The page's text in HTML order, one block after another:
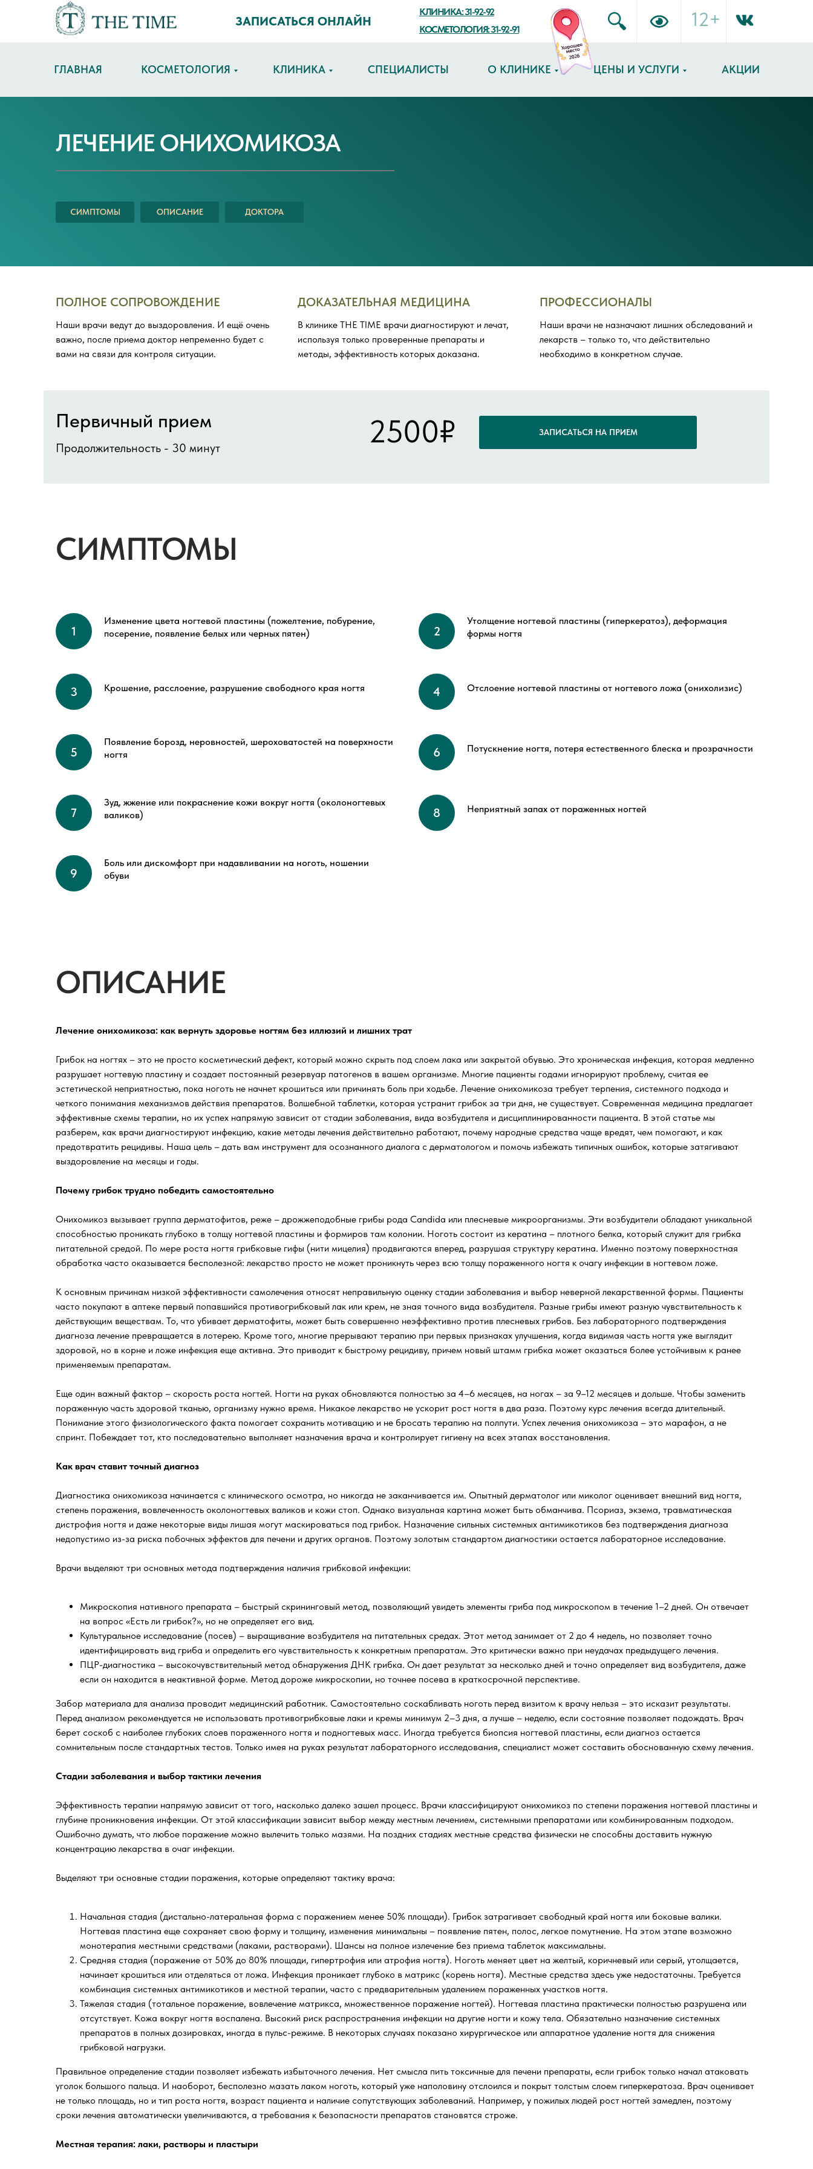
КЛИНИКА: 31-92-92
КОСМЕТОЛОГИЯ: 31-92-91
12+
ЗАПИСАТЬСЯ ОНЛАЙН
ГЛАВНАЯ КОСМЕТОЛОГИЯ КЛИНИКА СПЕЦИАЛИСТЫ О КЛИНИКЕ ЦЕНЫ И УСЛУГИ АКЦИИ
ЛЕЧЕНИЕ ОНИХОМИКОЗА
СИМПТОМЫ ОПИСАНИЕ ДОКТОРА
ПОЛНОЕ СОПРОВОЖДЕНИЕ
Наши врачи ведут до выздоровления. И ещё очень
важно, после приема доктор непременно будет с
вами на связи для контроля ситуации.
ДОКАЗАТЕЛЬНАЯ МЕДИЦИНА
В клинике THE TIME врачи диагностируют и лечат,
используя только проверенные препараты и
методы, эффективность которых доказана.
ПРОФЕССИОНАЛЫ
Наши врачи не назначают лишних обследований и
лекарств – только то, что действительно
необходимо в конкретном случае.
Первичный прием
Продолжительность - 30 минут 2500₽ ЗАПИСАТЬСЯ НА ПРИЕМ
СИМПТОМЫ
Изменение цвета ногтевой пластины (пожелтение, побурение,
посерение, появление белых или черных пятен)
Утолщение ногтевой пластины (гиперкератоз), деформация
формы ногтя
Крошение, расслоение, разрушение свободного края ногтя Отслоение ногтевой пластины от ногтевого ложа (онихолизис)
Появление борозд, неровностей, шероховатостей на поверхности
ногтя
Потускнение ногтя, потеря естественного блеска и прозрачности
Зуд, жжение или покраснение кожи вокруг ногтя (околоногтевых
валиков)
Неприятный запах от пораженных ногтей
Боль или дискомфорт при надавливании на ноготь, ношении
обуви
ОПИСАНИЕ
Лечение онихомикоза: как вернуть здоровье ногтям без иллюзий и лишних трат
Грибок на ногтях – это не просто косметический дефект, который можно скрыть под слоем лака или закрытой обувью. Это хроническая инфекция, которая медленно
разрушает ногтевую пластину и создает постоянный резервуар патогенов в вашем организме. Многие пациенты годами игнорируют проблему, считая ее
эстетической неприятностью, пока ноготь не начнет крошиться или причинять боль при ходьбе. Лечение онихомикоза требует терпения, системного подхода и
четкого понимания механизмов действия препаратов. Волшебной таблетки, которая устранит грибок за три дня, не существует. Современная медицина предлагает
эффективные схемы терапии, но их успех напрямую зависит от стадии заболевания, вида возбудителя и дисциплинированности пациента. В этой статье мы
разберем, как врачи диагностируют инфекцию, какие методы лечения действительно работают, почему народные средства чаще вредят, чем помогают, и как
предотвратить рецидивы. Наша цель – дать вам инструмент для осознанного диалога с дерматологом и помочь избежать типичных ошибок, которые затягивают
выздоровление на месяцы и годы.
Почему грибок трудно победить самостоятельно
Онихомикоз вызывает группа дерматофитов, реже – дрожжеподобные грибы рода Candida или плесневые микроорганизмы. Эти возбудители обладают уникальной
способностью проникать глубоко в толщу ногтевой пластины и формиров там колонии. Ноготь состоит из кератина – плотного белка, который служит для грибка
питательной средой. По мере роста ногтя грибковые гифы (нити мицелия) продвигаются вперед, разрушая структуру кератина. Именно поэтому поверхностная
обработка часто оказывается бесполезной: лекарство просто не может проникнуть через всю толщу пораженного ногтя к очагу инфекции в ногтевом ложе.
К основным причинам низкой эффективности самолечения относят неправильную оценку стадии заболевания и выбор неверной лекарственной формы. Пациенты
часто покупают в аптеке первый попавшийся противогрибковый лак или крем, не зная точного вида возбудителя. Разные грибы имеют разную чувствительность к
действующим веществам. То, что убивает дерматофиты, может быть совершенно неэффективно против плесневых грибов. Без лабораторного подтверждения
диагноза лечение превращается в лотерею. Кроме того, многие прерывают терапию при первых признаках улучшения, когда видимая часть ногтя уже выглядит
здоровой, но в корне и ложе инфекция еще активна. Это приводит к быстрому рецидиву, причем новый штамм грибка может оказаться более устойчивым к ранее
применяемым препаратам.
Еще один важный фактор – скорость роста ногтей. Ногти на руках обновляются полностью за 4–6 месяцев, на ногах – за 9–12 месяцев и дольше. Чтобы заменить
пораженную часть здоровой тканью, организму нужно время. Никакое лекарство не ускорит рост ногтя в два раза. Поэтому курс лечения всегда длительный.
Понимание этого физиологического факта помогает сохранить мотивацию и не бросать терапию на полпути. Успех лечения онихомикоза – это марафон, а не
спринт. Побеждает тот, кто последовательно выполняет назначения врача и контролирует гигиену на всех этапах восстановления.
Как врач ставит точный диагноз
Диагностика онихомикоза начинается с клинического осмотра, но никогда не заканчивается им. Опытный дерматолог или миколог оценивает внешний вид ногтя,
степень поражения, вовлеченность околоногтевых валиков и кожи стоп. Однако визуальная картина может быть обманчива. Псориаз, экзема, травматическая
дистрофия ногтя и даже некоторые виды лишая могут маскироваться под грибок. Назначение сильных системных антимикотиков без подтверждения диагноза
недопустимо из-за риска побочных эффектов для печени и других органов. Поэтому золотым стандартом диагностики остается лабораторное исследование.
Врачи выделяют три основных метода подтверждения наличия грибковой инфекции:
Микроскопия нативного препарата – быстрый скрининговый метод, позволяющий увидеть элементы гриба под микроскопом в течение 1–2 дней. Он отвечает
на вопрос «Есть ли грибок?», но не определяет его вид.
Культуральное исследование (посев) – выращивание возбудителя на питательных средах. Этот метод занимает от 2 до 4 недель, но позволяет точно
идентифицировать вид гриба и определить его чувствительность к конкретным препаратам. Это критически важно при неудачах предыдущего лечения.
ПЦР-диагностика – высокочувствительный метод обнаружения ДНК грибка. Он дает результат за несколько дней и точно определяет вид возбудителя, даже
если он находится в неактивной форме. Метод дороже микроскопии, но точнее посева в краткосрочной перспективе.
Забор материала для анализа проводит медицинский работник. Самостоятельно соскабливать ноготь перед визитом к врачу нельзя – это исказит результаты.
Перед анализом рекомендуется не использовать противогрибковые лаки и кремы минимум 2–3 дня, а лучше – неделю, если состояние позволяет подождать. Врач
берет соскоб с наиболее глубоких слоев пораженного ногтя и подногтевых масс. Иногда требуется биопсия ногтевой пластины, если диагноз остается
сомнительным после стандартных тестов. Только имея на руках результат лабораторного исследования, специалист может составить обоснованную схему лечения.
Стадии заболевания и выбор тактики лечения
Эффективность терапии напрямую зависит от того, насколько далеко зашел процесс. Врачи классифицируют онихомикоз по степени поражения ногтевой пластины и
глубине проникновения инфекции. От этой классификации зависит выбор между местным лечением, системными препаратами или комбинированным подходом.
Ошибочно думать, что любое поражение можно вылечить только мазями. На поздних стадиях местные средства физически не способны доставить нужную
концентрацию лекарства в очаг инфекции.
Выделяют три основные стадии поражения, которые определяют тактику врача:
Начальная стадия (дистально-латеральная форма с поражением менее 50% площади). Грибок затрагивает свободный край ногтя или боковые валики.
Ногтевая пластина еще сохраняет свою форму и толщину, изменения минимальны – появление пятен, полос, легкое помутнение. На этом этапе возможно
монотерапия местными средствами (лаками, растворами). Шансы на полное излечение без приема таблеток максимальны.
Средняя стадия (поражение от 50% до 80% площади, гипертрофия или атрофия ногтя). Ноготь меняет цвет на желтый, коричневый или серый, утолщается,
начинает крошиться или отделяться от ложа. Инфекция проникает глубоко в матрикс (корень ногтя). Местные средства здесь уже недостаточны. Требуется
комбинация системных антимикотиков и местной терапии, часто с предварительным удалением пораженных участков ногтя.
Тяжелая стадия (тотальное поражение, вовлечение матрикса, множественное поражение ногтей). Ногтевая пластина практически полностью разрушена или
отсутствует. Кожа вокруг ногтя воспалена. Высокий риск распространения инфекции на другие ногти и кожу тела. Обязательно назначение системных
препаратов в полных дозировках, иногда в пульс-режиме. В некоторых случаях показано хирургическое или аппаратное удаление ногтя для снижения
грибковой нагрузки.
Правильное определение стадии позволяет избежать избыточного лечения. Нет смысла пить токсичные для печени препараты, если грибок только начал атаковать
уголок большого пальца. И наоборот, бесполезно мазать лаком ноготь, который уже наполовину отслоился и покрыт толстым слоем гиперкератоза. Врач оценивает
не только площадь, но и тип роста ногтя, возраст пациента и наличие сопутствующих заболеваний. Например, у пожилых людей рост ногтей замедлен, поэтому
сроки лечения автоматически увеличиваются, а требования к безопасности препаратов становятся строже.
Местная терапия: лаки, растворы и пластыри